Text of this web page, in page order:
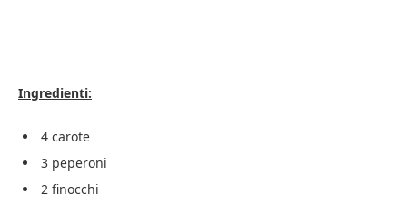
Ingredienti:
4 carote
3 peperoni
2 finocchi